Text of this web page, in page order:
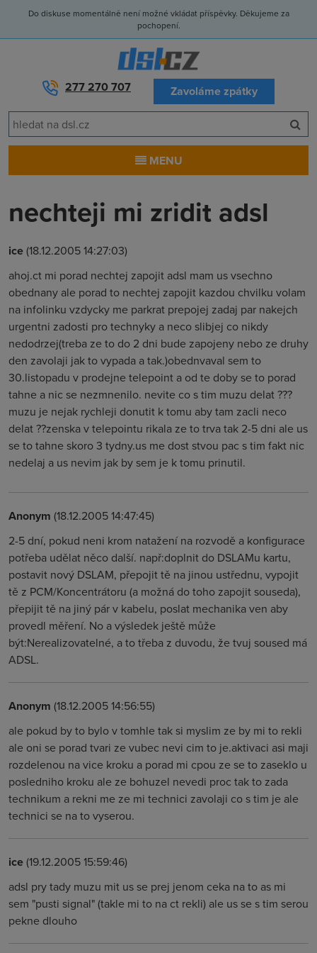
Do diskuse momentálně není možné vkládat příspěvky. Děkujeme za
pochopení.
277 270 707 Zavoláme zpátky
MENU
nechteji mi zridit adsl
ice(18.12.2005 14:27:03)
ahoj.ct mi porad nechtej zapojit adsl mam us vsechno
obednany ale porad to nechtej zapojit kazdou chvilku volam
na infolinku vzdycky me parkrat prepojej zadaj par nakejch
urgentni zadosti pro technyky a neco slibjej co nikdy
nedodrzej(treba ze to do 2 dni bude zapojeny nebo ze druhy
den zavolaji jak to vypada a tak.)obednvaval sem to
30.listopadu v prodejne telepoint a od te doby se to porad
tahne a nic se nezmnenilo. nevite co s tim muzu delat ???
muzu je nejak rychleji donutit k tomu aby tam zacli neco
delat ??zenska v telepointu rikala ze to trva tak 2-5 dni ale us
se to tahne skoro 3 tydny.us me dost stvou pac s tim fakt nic
nedelaj a us nevim jak by sem je k tomu prinutil.
Anonym (18.12.2005 14:47:45)
2-5 dní, pokud neni krom natažení na rozvodě a konfigurace
potřeba udělat něco další. např:doplnit do DSLAMu kartu,
postavit nový DSLAM, přepojit tě na jinou ustřednu, vypojit
tě z PCM/Koncentrátoru (a možná do toho zapojit souseda),
přepijit tě na jiný pár v kabelu, poslat mechanika ven aby
provedl měření. No a výsledek ještě může
být:Nerealizovatelné, a to třeba z duvodu, že tvuj soused má
ADSL.
Anonym (18.12.2005 14:56:55)
ale pokud by to bylo v tomhle tak si myslim ze by mi to rekli
ale oni se porad tvari ze vubec nevi cim to je.aktivaci asi maji
rozdelenou na vice kroku a porad mi cpou ze se to zaseklo u
posledniho kroku ale ze bohuzel nevedi proc tak to zada
technikum a rekni me ze mi technici zavolaji co s tim je ale
technici se na to vyserou.
ice(19.12.2005 15:59:46)
adsl pry tady muzu mit us se prej jenom ceka na to as mi
sem "pusti signal" (takle mi to na ct rekli) ale us se s tim serou
pekne dlouho